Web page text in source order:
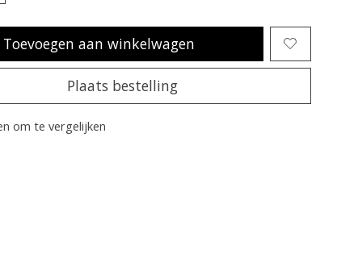
Toevoegen aan winkelwagen
Plaats bestelling
om te vergelijken